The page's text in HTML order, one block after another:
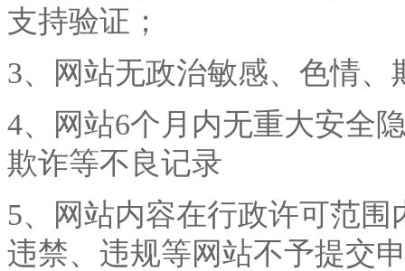
支持验证；
3、网站无政治敏感、色情
4、网站6个月内无重大安全
欺诈等不良记录
5、网站内容在行政许可范
违禁、违规等网站不予提交